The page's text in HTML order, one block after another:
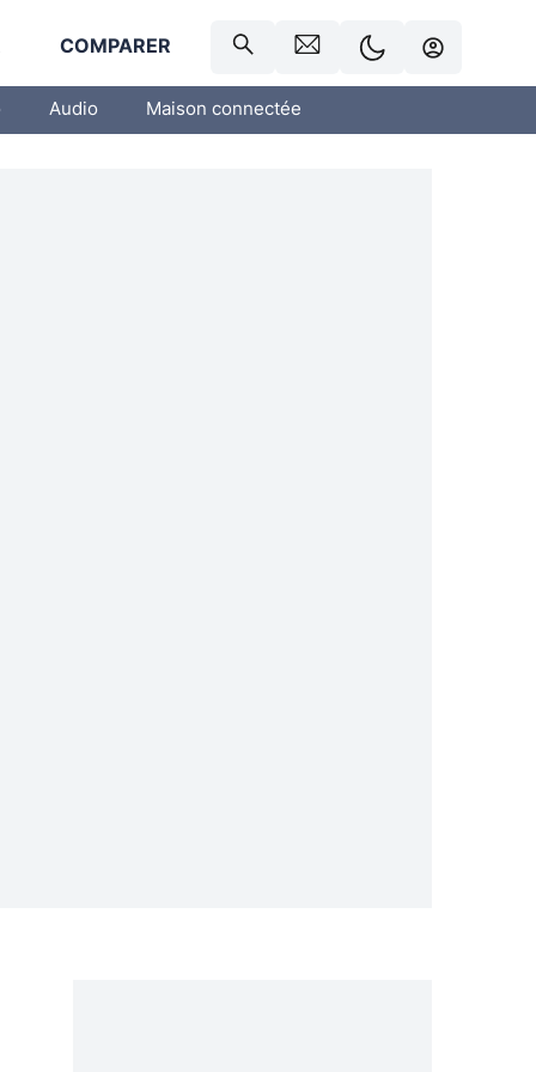
COMPARER
Audio Maison connectée